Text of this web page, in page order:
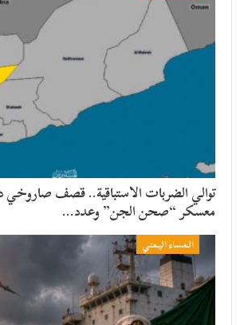
توالي الضربات الاستباقية.. قصف
معسكر “صحن الجن” وعدد…
المساء اليمني